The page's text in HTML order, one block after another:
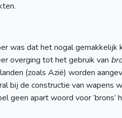
was dat het nogal
overging tot het gebruik van
(zoals Azië) worden
bij de constructie van wapens
geen apart woord voor